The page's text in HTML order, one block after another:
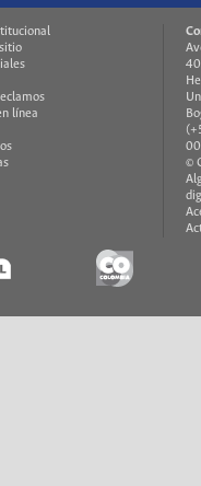
línea
©